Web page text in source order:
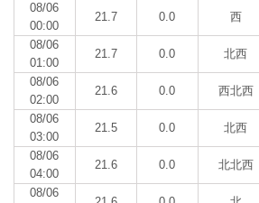
08/06
00:00
21.7 0.0 西
08/06
01:00
21.7 0.0 北西
08/06
02:00
21.6 0.0 西北西
08/06
03:00
21.5 0.0 北西
08/06
04:00
21.6 0.0 北北西
08/06